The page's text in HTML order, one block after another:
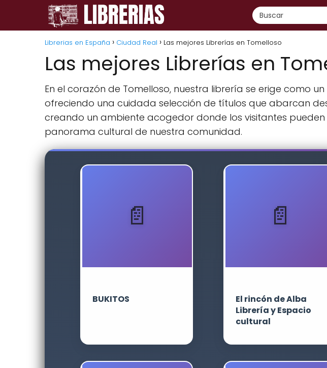
Librerias en España Ciudad Real Las mejores Librerías en Tomelloso
Las mejores Librerías en
En el corazón de Tomelloso, nuestra librería se erige como
ofreciendo una cuidada selección de títulos que abarcan
creando un ambiente acogedor donde los visitantes
panorama cultural de nuestra comunidad.
BUKITOS
El rincón de Alba
Librería y Espacio
cultural